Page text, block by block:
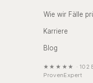
Wie wir Fälle
Karriere
Blog
★★★★★ · 102
ProvenExpert